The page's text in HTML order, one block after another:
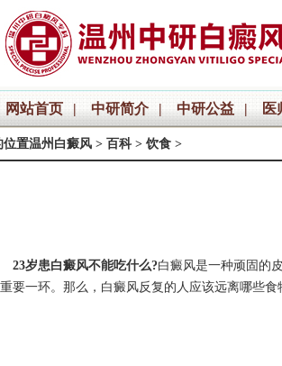
网站首页 | 中研简介 | 中研公益 | 医
位置温州白癜风 > 百科 > 饮食 >
23岁患白癜风不能吃什么?白癜风是一种顽固的
要一环。那么，白癜风反复的人应该远离哪些食